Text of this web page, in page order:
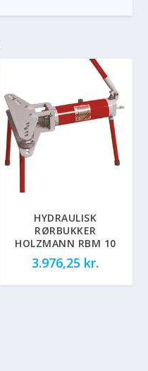
HYDRAULISK
RØRBUKKER
HOLZMANN RBM 10
3.976,25 kr.